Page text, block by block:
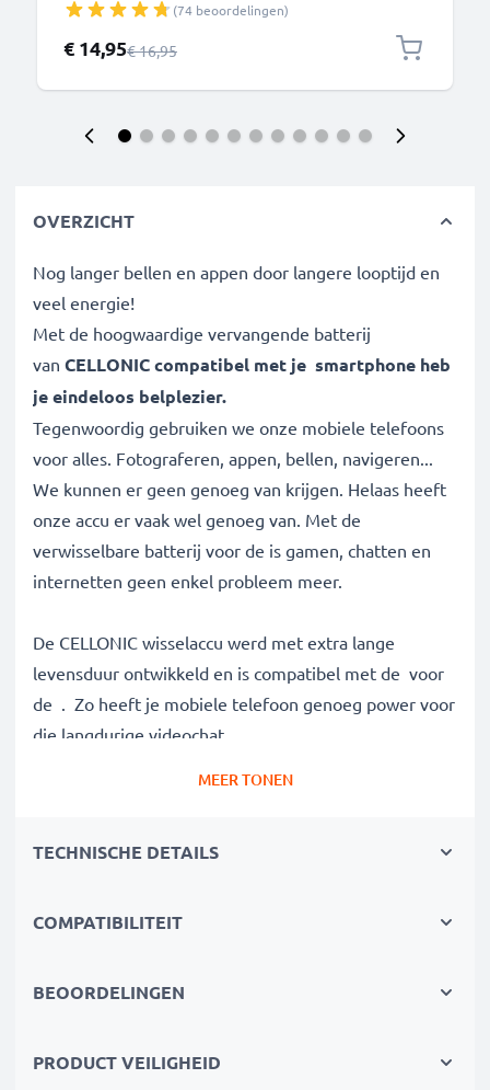
- compatibel met iPhone, GoPro, Android & meer –
Zwart
(74 beoordelingen)
Speciale prijs
€ 14,95Normale prijs
€ 16,95
OVERZICHT
Nog langer bellen en appen door langere looptijd en
veel energie!
Met de hoogwaardige vervangende batterij
van CELLONIC compatibel met je smartphone heb
je eindeloos belplezier.
Tegenwoordig gebruiken we onze mobiele telefoons
voor alles. Fotograferen, appen, bellen, navigeren...
We kunnen er geen genoeg van krijgen. Helaas heeft
onze accu er vaak wel genoeg van. Met de
verwisselbare batterij voor de is gamen, chatten en
internetten geen enkel probleem meer.
De CELLONIC wisselaccu werd met extra lange
levensduur ontwikkeld en is compatibel met de voor
de . Zo heeft je mobiele telefoon genoeg power voor
die langdurige videochat.
capaciteit van 1600mAh
modernste lithiumtechnologie zonder memory effect
kortsluiting, overhitting en overspanning
MEER TONEN
TECHNISCHE DETAILS
COMPATIBILITEIT
BEOORDELINGEN
PRODUCT VEILIGHEID